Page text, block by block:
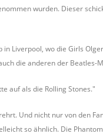
wurden. Dieser
Liverpool, wo die Girls
die anderen der
auf als die Rolling Stones."
Und nicht nur von den
so ähnlich. Die